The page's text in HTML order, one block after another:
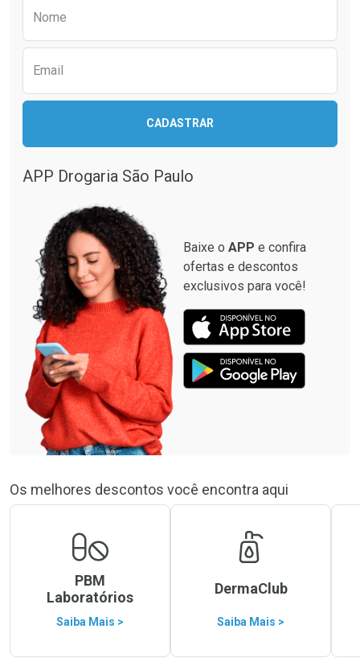
Nome
Email
CADASTRAR
APP Drogaria São Paulo
Baixe o APP e confira
ofertas e descontos
exclusivos para você!
Os melhores descontos você encontra aqui
PBM
Laboratórios
Saiba Mais >
DermaClub
Saiba Mais >